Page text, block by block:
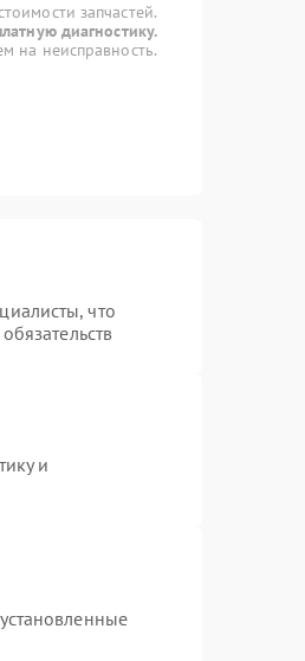
запчастей.
диагностику.
на неисправность.
что
и